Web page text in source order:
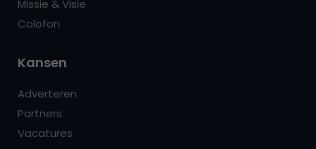
Missie & Visie
Colofon
Kansen
Adverteren
Partners
Vacatures